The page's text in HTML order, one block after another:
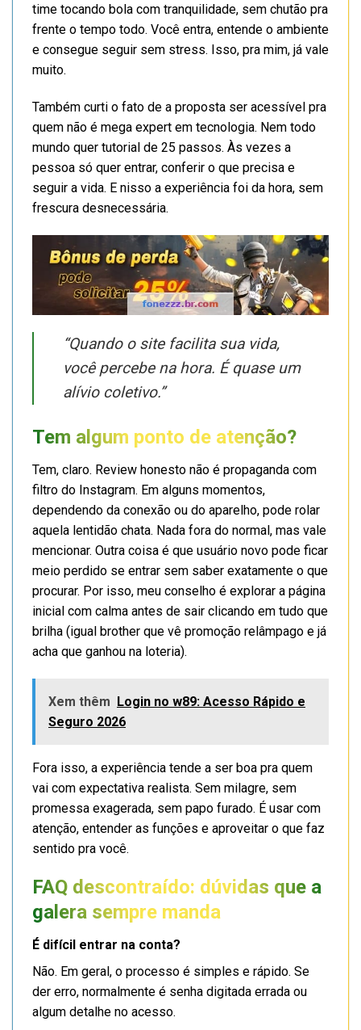
time tocando bola com tranquilidade, sem chutão pra
frente o tempo todo. Você entra, entende o ambiente
e consegue seguir sem stress. Isso, pra mim, já vale
muito.
Também curti o fato de a proposta ser acessível pra
quem não é mega expert em tecnologia. Nem todo
mundo quer tutorial de 25 passos. Às vezes a
pessoa só quer entrar, conferir o que precisa e
seguir a vida. E nisso a experiência foi da hora, sem
frescura desnecessária.
“Quando o site facilita sua vida,
você percebe na hora. É quase um
alívio coletivo.”
Tem algum ponto de atenção?
Tem, claro. Review honesto não é propaganda com
filtro do Instagram. Em alguns momentos,
dependendo da conexão ou do aparelho, pode rolar
aquela lentidão chata. Nada fora do normal, mas vale
mencionar. Outra coisa é que usuário novo pode ficar
meio perdido se entrar sem saber exatamente o que
procurar. Por isso, meu conselho é explorar a página
inicial com calma antes de sair clicando em tudo que
brilha (igual brother que vê promoção relâmpago e já
acha que ganhou na loteria).
Xem thêm Login no w89: Acesso Rápido e
Seguro 2026
Fora isso, a experiência tende a ser boa pra quem
vai com expectativa realista. Sem milagre, sem
promessa exagerada, sem papo furado. É usar com
atenção, entender as funções e aproveitar o que faz
sentido pra você.
FAQ descontraído: dúvidas que a
galera sempre manda
É difícil entrar na conta?
Não. Em geral, o processo é simples e rápido. Se
der erro, normalmente é senha digitada errada ou
algum detalhe no acesso.